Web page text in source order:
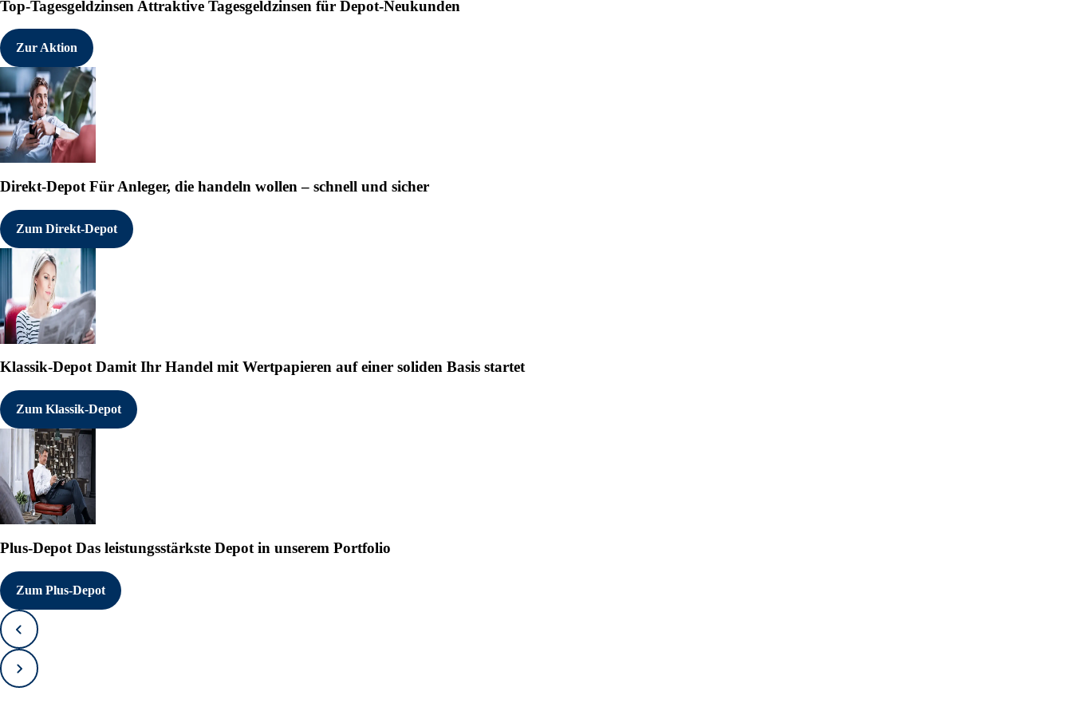
Top-Tagesgeldzinsen Attraktive Tagesgeldzinsen für Depot-Neukunden
Zur Aktion
Direkt-Depot Für Anleger, die handeln wollen – schnell und sicher
Zum Direkt-Depot
Klassik-DepotDamit Ihr Handel mit Wertpapieren auf einer soliden Basis startet
Zum Klassik-Depot
Plus-Depot Das leistungsstärkste Depot in unserem Portfolio
Zum Plus-Depot
Zurück
Vorwärts